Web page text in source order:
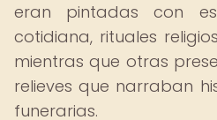
eran pintadas con
cotidiana, rituales
mientras que otras
relieves que narraban
funerarias.